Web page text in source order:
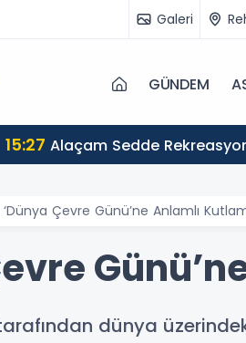
Galeri
GÜNDEM
15:27 Alaçam Sedde
‘Dünya Çevre Günü’ne Anlamlı
dünya